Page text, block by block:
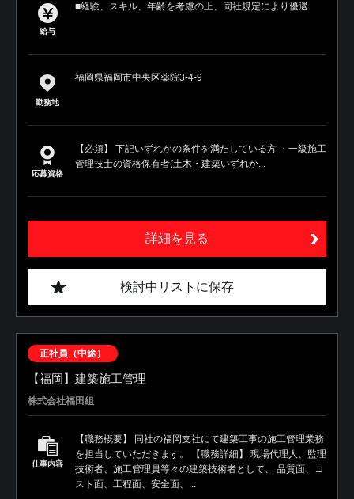
給与
■経験、スキル、年齢を考慮の上、同社規定により優遇
勤務地
福岡県福岡市中央区薬院3-4-9
応募資格
【必須】 下記いずれかの条件を満たしている方 ・一級施工
管理技士の資格保有者(土木・建築いずれか...
詳細を見る
検討中リストに保存
正社員（中途）
【福岡】建築施工管理
株式会社福田組
仕事内容
【職務概要】 同社の福岡支社にて建築工事の施工管理業務
を担当していただきます。 【職務詳細】 現場代理人、監理
技術者、施工管理員等々の建築技術者として、 品質面、コ
スト面、工程面、安全面、...